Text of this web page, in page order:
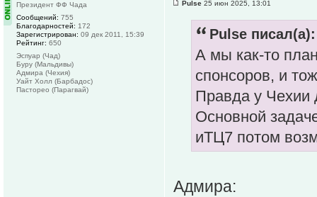
Pulse 25 июн 2025, 13:01
Pulse писал(а):
А мы как-то
спонсоров, и
Правда у Чехии
Основной
иТЦ7 потом
Адмира:
Президент ФФ Чада
Сообщений: 755
Благодарностей: 172
Зарегистрирован: 09 дек 2011, 15:39
Рейтинг: 650
Эспуар (Чад)
Буру (Мальдивы)
Адмира (Чехия)
Уайт Холл (Барбадос)
Пасторео (Парагвай)